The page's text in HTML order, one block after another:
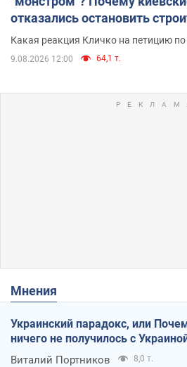
отказались остановить
небоскреба "московского
Какая реакция Кличко на петицию по
9.08.2026 12:00 64,1 т.
Мнения
Украинский парадокс, или
ничего не получилось с
Виталий Портников 8,0 т.